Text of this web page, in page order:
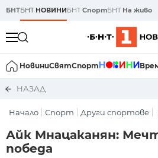
БНТБНТ НОВИНИБНТСпортБНТ На живо
НовиниСвятСпорт
НАЗАД
Начало Спорт Други спортове
Айк Мнацаканян:
победа